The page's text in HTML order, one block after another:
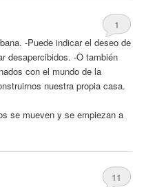
1
-Puede indicar eldeseo de
desapercibidos. -O también
con el mundo de la
nuestra propia casa.
se mueveny se empiezan a
11